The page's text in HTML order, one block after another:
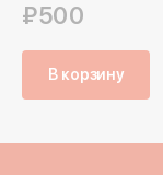
₽500
В корзину